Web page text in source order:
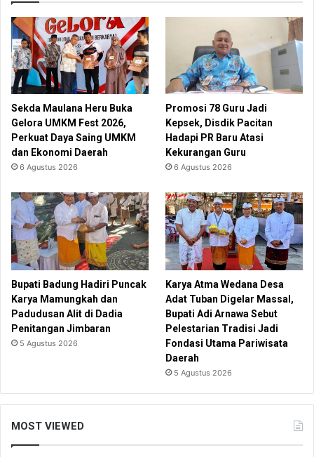
Sekda Maulana Heru Buka
Gelora UMKM Fest 2026,
Perkuat Daya Saing UMKM
dan Ekonomi Daerah
6 Agustus 2026
Promosi 78 Guru Jadi
Kepsek, Disdik Pacitan
Hadapi PR Baru Atasi
Kekurangan Guru
6 Agustus 2026
Bupati Badung Hadiri Puncak
Karya Mamungkah dan
Padudusan Alit di Dadia
Penitangan Jimbaran
5 Agustus 2026
Karya Atma Wedana Desa
Adat Tuban Digelar Massal,
Bupati Adi Arnawa Sebut
Pelestarian Tradisi Jadi
Fondasi Utama Pariwisata
Daerah
5 Agustus 2026
MOST VIEWED